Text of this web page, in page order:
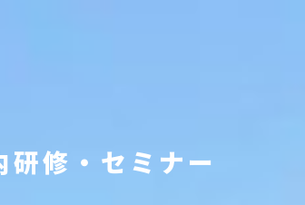
研修・セミナー